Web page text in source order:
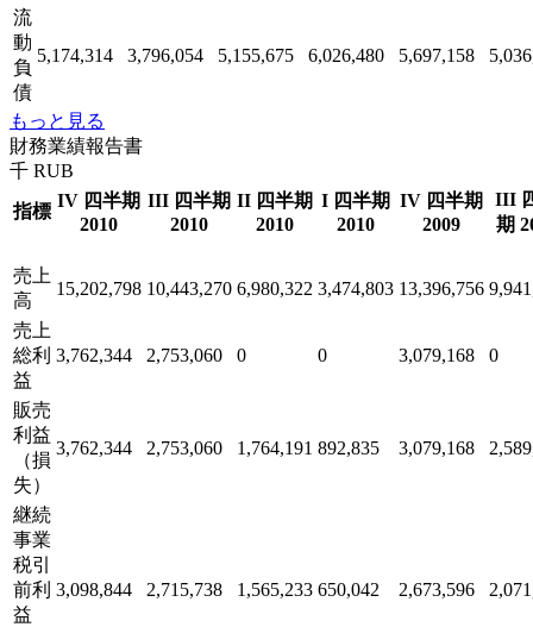
流
動
負
債
5,174,314 3,796,054 5,155,675 6,026,480 5,697,158
もっと見る
財務業績報告書
千 RUB
指標
IV 四半期
2010
III 四半期
2010
II 四半期
2010
I 四半期
2010
IV 四半期
2009
III
期
売上
高
15,202,798 10,443,270 6,980,322 3,474,803 13,396,756
売上
総利
益
3,762,344 2,753,060 0 0 3,079,168 0
販売
利益
（損
失）
3,762,344 2,753,060 1,764,191 892,835 3,079,168
継続
事業
税引
前利
益
3,098,844 2,715,738 1,565,233 650,042 2,673,596